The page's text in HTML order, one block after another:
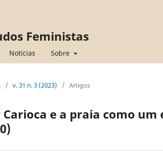
Feministas
Notícias Sobre
/ v. 31 n. 3 (2023) / Artigos
e a praia como um